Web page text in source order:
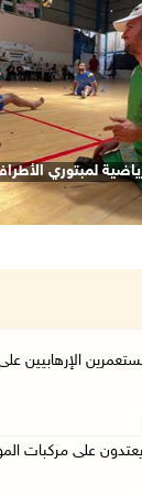
رياضية
الإرهابيين
على مركبات